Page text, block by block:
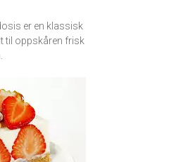
er en klassisk
til oppskåren frisk